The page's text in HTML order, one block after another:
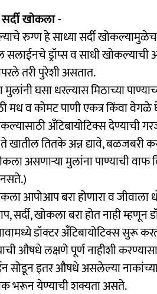
खोकला -
रुग्ण हे साध्या सर्दी
सलाईनचे ड्रॉप्स व साधी
तरी पुरेशी असतात.
मुलांनी घसा धरल्यास मिठाच्या
मध व कोमट पाणी एकत्र किंवा
अँटिबायोटिक्स देण्याची
खातील तितके अन्न द्यावे, बळजबरी
असणाऱ्या मुलांना पाण्याची
आपोआप बरा होणारा व
सर्दी, खोकला बरा होत नाही
डॉक्टर अँटिबायोटिक्स सुरू
औषधे लक्षणे पूर्ण नाहीशी
सोडून इतर औषधे असलेल्या नाकांच्या
भरून येण्याची शक्यता असते.